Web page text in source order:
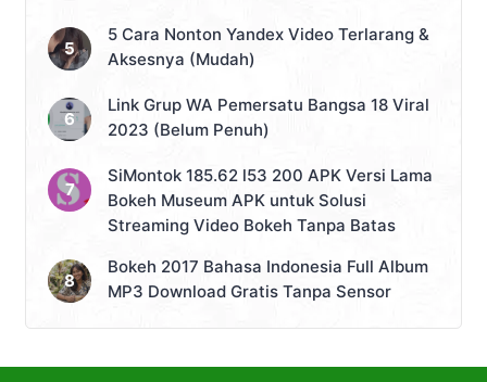
5 Cara Nonton Yandex Video Terlarang &
Aksesnya (Mudah)
Link Grup WA Pemersatu Bangsa 18 Viral
2023 (Belum Penuh)
SiMontok 185.62 l53 200 APK Versi Lama
Bokeh Museum APK untuk Solusi
Streaming Video Bokeh Tanpa Batas
Bokeh 2017 Bahasa Indonesia Full Album
MP3 Download Gratis Tanpa Sensor